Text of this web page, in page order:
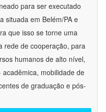
para ser executado
situada em Belém/PA e
que isso se torne uma
rede de cooperação, para
humanos de alto nível,
mobilidade de
de graduação e pós-